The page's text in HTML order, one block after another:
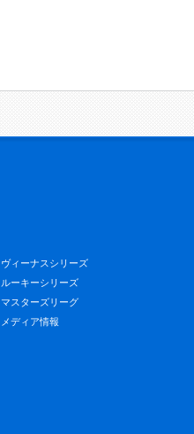
ヴィーナスシリーズ
ルーキーシリーズ
マスターズリーグ
メディア情報